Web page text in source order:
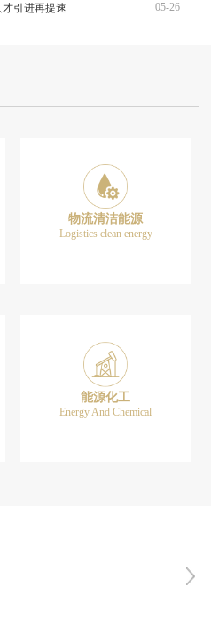
才引进再提速
05-26
物流清洁能源
Logistics clean energy
能源化工
Energy And Chemical